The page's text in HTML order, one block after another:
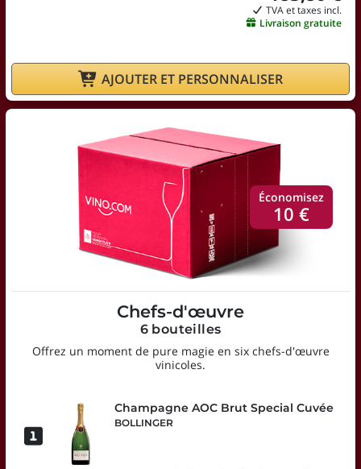
TVA et taxes incl.
Livraison gratuite
AJOUTER ET PERSONNALISER
Économisez
10 €
Chefs-d'œuvre
6 bouteilles
Offrez un moment de pure magie en six chefs-d'œuvre
vinicoles.
Champagne AOC Brut Special Cuvée
BOLLINGER